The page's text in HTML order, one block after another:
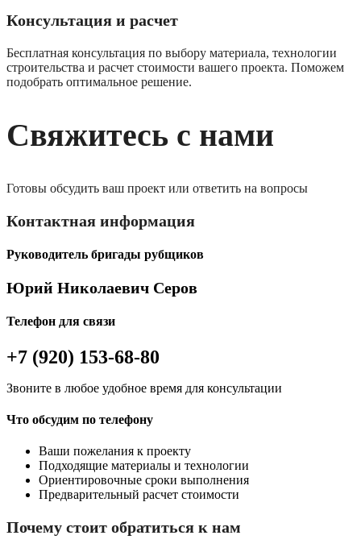
Консультация и расчет
Бесплатная консультация по выбору материала, технологии
строительства и расчет стоимости вашего проекта. Поможем
подобрать оптимальное решение.
Свяжитесь с нами
Готовы обсудить ваш проект или ответить на вопросы
Контактная информация
Руководитель бригады рубщиков
Юрий Николаевич Серов
Телефон для связи
+7 (920) 153-68-80
Звоните в любое удобное время для консультации
Что обсудим по телефону
Ваши пожелания к проекту
Подходящие материалы и технологии
Ориентировочные сроки выполнения
Предварительный расчет стоимости
Почему стоит обратиться к нам